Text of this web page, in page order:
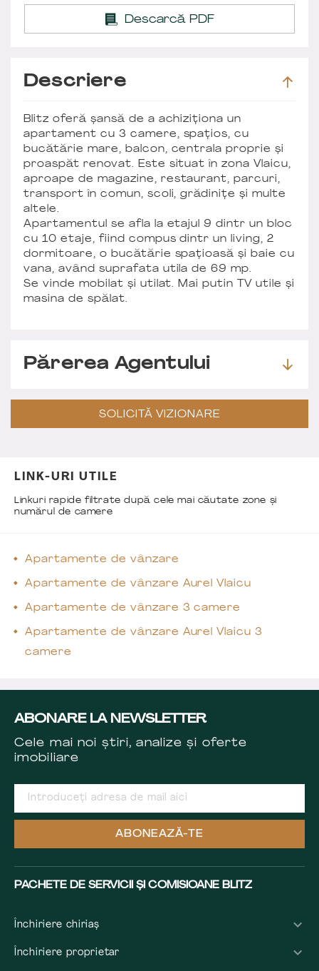
Descarcă PDF
Descriere
Blitz oferă șansă de a achiziționa un
apartament cu 3 camere, spațios, cu
bucătărie mare, balcon, centrala proprie și
proaspăt renovat. Este situat în zona Vlaicu,
aproape de magazine, restaurant, parcuri,
transport în comun, scoli, grădinițe și multe
altele.
Apartamentul se afla la etajul 9 dintr un bloc
cu 10 etaje, fiind compus dintr un living, 2
dormitoare, o bucătărie spațioasă și baie cu
vana, având suprafata utila de 69 mp.
Se vinde mobilat și utilat. Mai putin TV utile și
masina de spălat.
Părerea Agentului
SOLICITĂ VIZIONARE
LINK-URI UTILE
Linkuri rapide filtrate după cele mai căutate zone și
numărul de camere
Apartamente de vânzare
Apartamente de vânzare Aurel Vlaicu
Apartamente de vânzare 3 camere
Apartamente de vânzare Aurel Vlaicu 3
camere
ABONARE LA NEWSLETTER
Cele mai noi știri, analize și oferte
imobiliare
ABONEAZĂ-TE
PACHETE DE SERVICII ȘI COMISIOANE BLITZ
Închiriere chiriaș
Închiriere proprietar